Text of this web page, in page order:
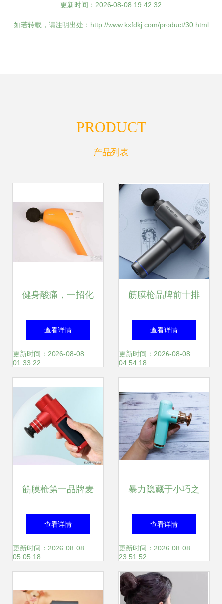
更新时间：2026-08-08 19:42:32
如若转载，请注明出处：http://www.kxfdkj.com/product/30.html
PRODUCT
产品列表
健身酸痛，一招化
解 倍益康静音运动
筋膜枪Q7实测体验
查看详情
更新时间：2026-08-08
01:33:22
筋膜枪品牌前十排
行榜 2025年值得
关注的十大品牌解
查看详情
更新时间：2026-08-08
04:54:18
筋膜枪第一品牌麦
瑞克新品nano发
售,360g纤巧机身
查看详情
更新时间：2026-08-08
05:05:18
暴力隐藏于小巧之
中 野小兽MG10筋
膜枪深度评测
查看详情
更新时间：2026-08-08
23:51:52